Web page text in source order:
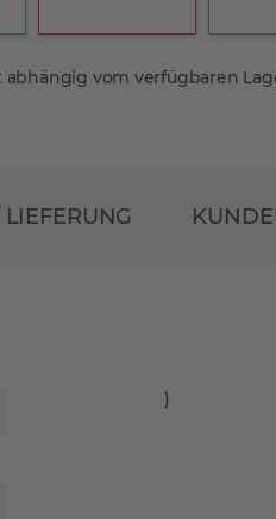
abhängig vom verfügbaren
}